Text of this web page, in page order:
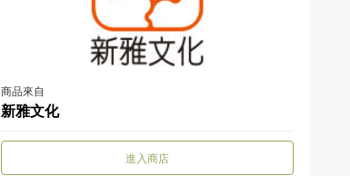
商品來自
新雅文化
進入商店